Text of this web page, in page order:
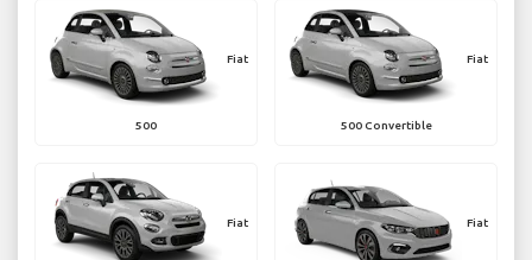
Fiat
500
Fiat
500 Convertible
Fiat Fiat